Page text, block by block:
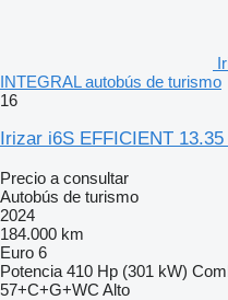
INTEGRAL autobús de turismo
16
Irizar i6S EFFICIENT
Precio a consultar
Autobús de turismo
2024
184.000 km
Euro 6
Potencia 410 Hp (301 kW)
57+C+G+WC Alto